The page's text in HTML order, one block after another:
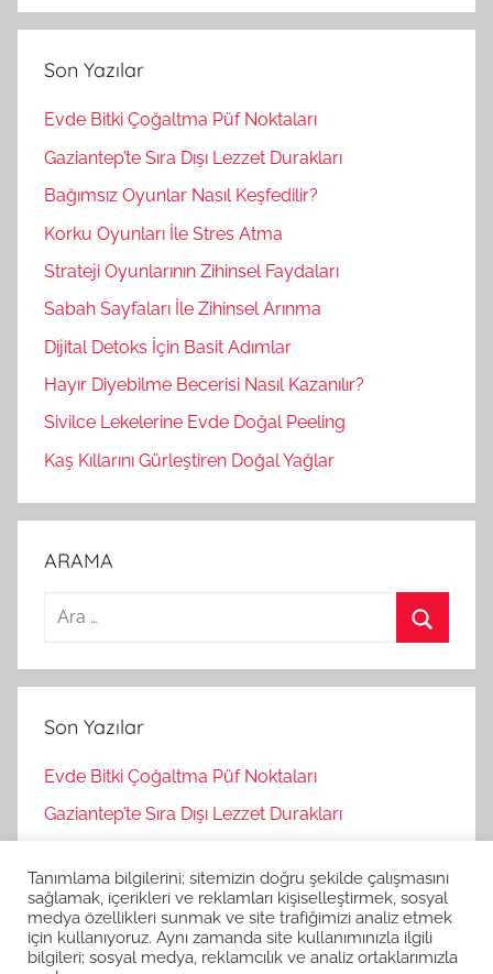
a
a
r
Son Yazılar
Evde Bitki Çoğaltma Püf Noktaları
Gaziantep’te Sıra Dışı Lezzet Durakları
Bağımsız Oyunlar Nasıl Keşfedilir?
Korku Oyunları İle Stres Atma
Strateji Oyunlarının Zihinsel Faydaları
Sabah Sayfaları İle Zihinsel Arınma
Dijital Detoks İçin Basit Adımlar
Hayır Diyebilme Becerisi Nasıl Kazanılır?
Sivilce Lekelerine Evde Doğal Peeling
Kaş Kıllarını Gürleştiren Doğal Yağlar
ARAMA
a
a
r
Son Yazılar
Evde Bitki Çoğaltma Püf Noktaları
Gaziantep’te Sıra Dışı Lezzet Durakları
Korku Oyunları İle Stres Atma
Strateji Oyunlarının Zihinsel Faydaları
Tanımlama bilgilerini; sitemizin doğru şekilde çalışmasını
sağlamak, içerikleri ve reklamları kişiselleştirmek, sosyal
medya özellikleri sunmak ve site trafiğimizi analiz etmek
için kullanıyoruz. Aynı zamanda site kullanımınızla ilgili
bilgileri; sosyal medya, reklamcılık ve analiz ortaklarımızla